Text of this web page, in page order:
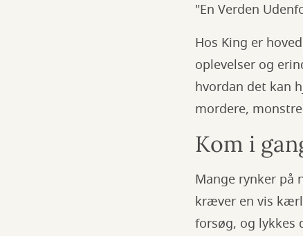
"En Verden
Hos King er
oplevelser og
hvordan det kan
mordere,
Kom i
Mange rynker på
kræver en vis
forsøg, og lykkes